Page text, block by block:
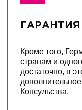
ГАРАНТИЯ
Кроме того,
странам и
достаточно, в
Консульства.